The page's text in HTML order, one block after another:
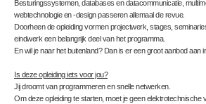
Besturingssystemen, databases en datacommunicatie,
webtechnologie en -design passeren allemaal de revue.
Doorheen de opleiding vormen projectwerk, stages,
eindwerk een belangrijk deel van het programma.
En wil je naar het buitenland? Dan is er een groot aanbod aan
Is deze opleiding iets voor jou?
Jij droomt van programmeren en snelle netwerken.
Om deze opleiding te starten, moet je geen elektrotechnische